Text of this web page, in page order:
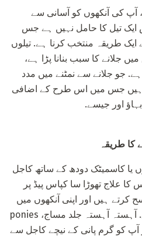
کی آنکھوں کو آسانی سے
ایک تیل کا حامل نہیں ہے جس
طریقہ منتخب کرنا ہے. تیلوں
جلانے کا سبب بنانا پڑا ہے،
جو جلانے سے نمٹنے میں مدد
جس میں اس طرح کے اضافی
اور جیسے.
کا طریقہ
یا کاسمیٹک دودھ کے ساتھ کاجل
کا علاج تھوڑا سا کپاس پیڈ پر
کرتے ہیں اور اپنی آنکھوں میں
نہ جانے کی کوشش کرتے ہیں. آہستہ آہستہ جلد مساج، ponies
کو گرم پانی کے نیچے کاجل سے